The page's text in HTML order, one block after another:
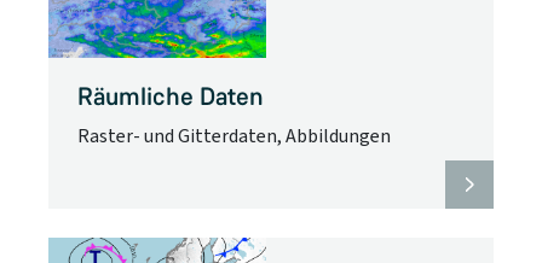
Räumliche Daten
Raster- und Gitterdaten, Abbildungen